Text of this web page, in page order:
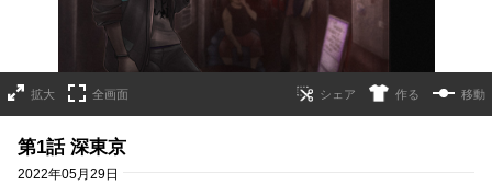
拡大 全画面 作る 移動
第1話 深東京
2022年05月29日